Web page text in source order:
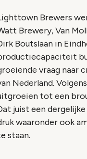
Brewers
Brewery, Van
Boutslaan in
vraag naar
Nederland.
tot een
juist een
waaronder ook
staan.